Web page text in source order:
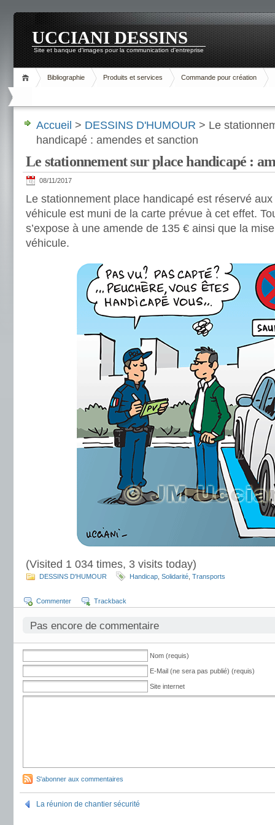
UCCIANI DESSINS
Site et banque d'images pour la communication d'entreprise
Bibliographie Produits et services Commande pour création
Accueil > DESSINS D'HUMOUR > Le
handicapé : amendes et sanction
Le stationnement sur place handicapé :
08/11/2017
Le stationnement place handicapé est réservé
véhicule est muni de la carte prévue à cet effet.
s’expose à une amende de 135 € ainsi que la
véhicule.
(Visited 1 034 times, 3 visits today)
DESSINS D'HUMOUR Handicap Solidarité Transports
Commenter Trackback
Pas encore de commentaire
Nom (requis)
E-Mail (ne sera pas publié) (requis)
Site internet
S'abonner aux commentaires
La réunion de chantier sécurité